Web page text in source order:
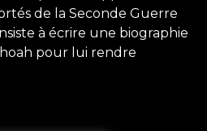
de la Seconde Guerre
à écrire une biographie
pour lui rendre